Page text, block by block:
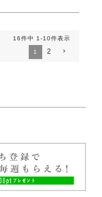
16件中 1-10件表示
1 2